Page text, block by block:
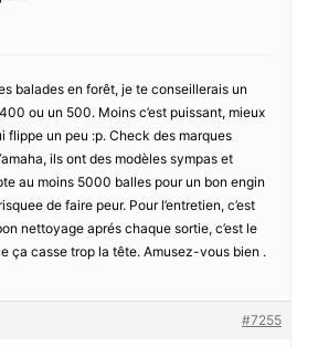
balades en forêt, je te conseillerais un
ou un 500. Moins c’est puissant, mieux
flippe un peu :p. Check des marques
ils ont des modèles sympas et
au moins 5000 balles pour un bon engin
de faire peur. Pour l’entretien, c’est
nettoyage aprés chaque sortie, c’est le
ça casse trop la tête. Amusez-vous bien .
#7255